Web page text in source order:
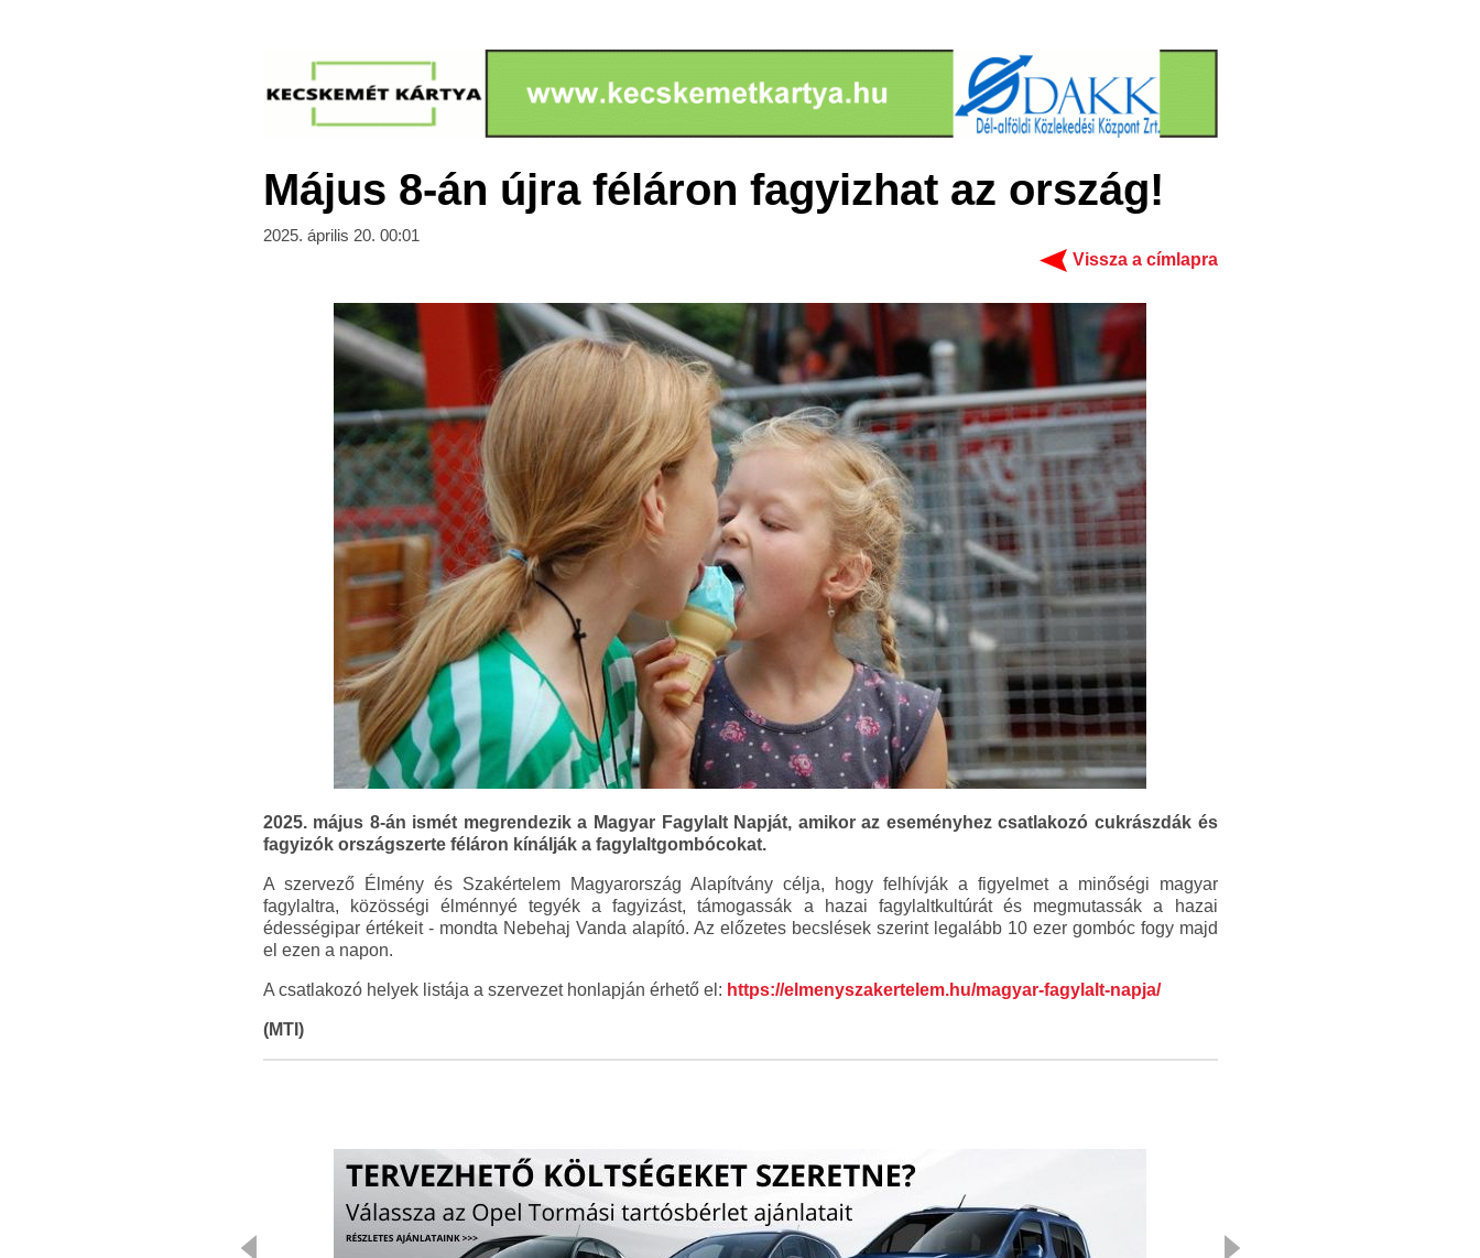
Május 8-án újra féláron fagyizhat az ország!
2025. április 20. 00:01
Vissza a címlapra
2025. május 8-án ismét megrendezik a Magyar Fagylalt Napját, amikor az eseményhez csatlakozó cukrászdák és
fagyizók országszerte féláron kínálják a fagylaltgombócokat.
A szervező Élmény és Szakértelem Magyarország Alapítvány célja, hogy felhívják a figyelmet a minőségi magyar
fagylaltra, közösségi élménnyé tegyék a fagyizást, támogassák a hazai fagylaltkultúrát és megmutassák a hazai
édességipar értékeit - mondta Nebehaj Vanda alapító. Az előzetes becslések szerint legalább 10 ezer gombóc fogy majd
el ezen a napon.
A csatlakozó helyek listája a szervezet honlapján érhető el: https://elmenyszakertelem.hu/magyar-fagylalt-napja/
(MTI)